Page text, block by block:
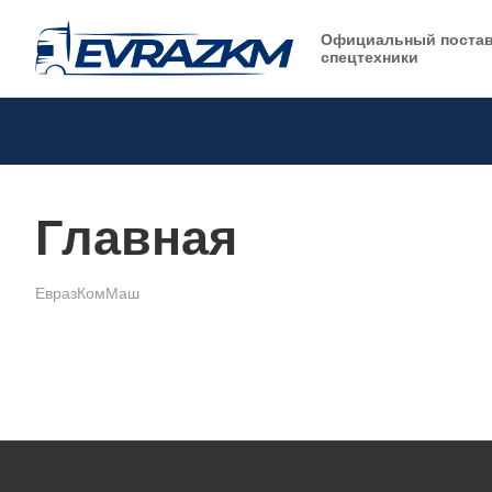
Официальный
спецтехники
Главная
ЕвразКомМаш